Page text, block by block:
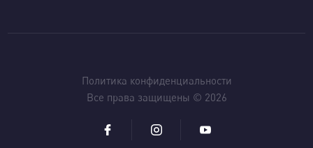
Политика конфиденциальности
Все права защищены © 2026